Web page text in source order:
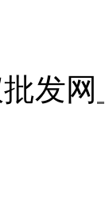
发网